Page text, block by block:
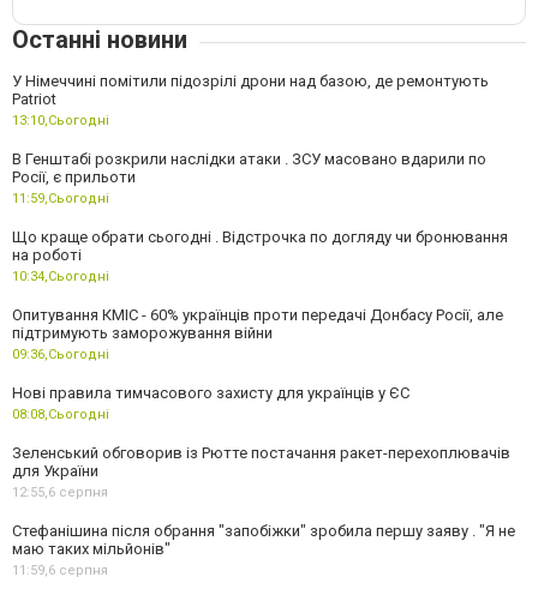
Останні новини
У Німеччині помітили підозрілі дрони над базою, де ремонтують
Patriot
13:10,Сьогодні
В Генштабі розкрили наслідки атаки . ЗСУ масовано вдарили по
Росії, є прильоти
11:59,Сьогодні
Що краще обрати сьогодні . Відстрочка по догляду чи бронювання
на роботі
10:34,Сьогодні
Опитування КМІС - 60% українців проти передачі Донбасу Росії, але
підтримують заморожування війни
09:36,Сьогодні
Нові правила тимчасового захисту для українців у ЄС
08:08,Сьогодні
Зеленський обговорив із Рютте постачання ракет-перехоплювачів
для України
12:55,6 серпня
Стефанішина після обрання "запобіжки" зробила першу заяву . "Я не
маю таких мільйонів"
11:59,6 серпня